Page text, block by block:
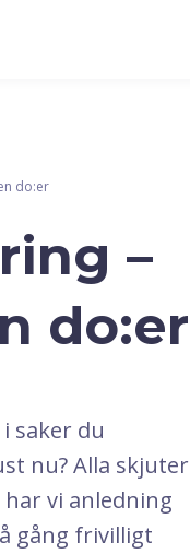
do:er
–
do:er
saker du
nu? Alla skjuter
vi anledning
gång frivilligt